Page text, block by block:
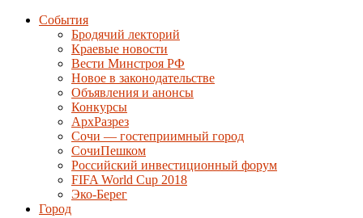
События
Бродячий лекторий
Краевые новости
Вести Минстроя РФ
Новое в законодательстве
Объявления и анонсы
Конкурсы
АрхРазрез
Сочи — гостеприимный город
СочиПешком
Российский инвестиционный форум
FIFA World Cup 2018
Эко-Берег
Город